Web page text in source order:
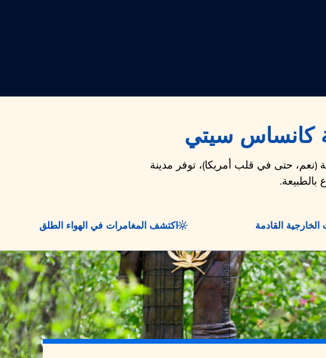
كانساس سيتي
(نعم، حتى في قلب أمريكا)، توفر مدينة
الخارجية القادمة اكتشف المغامرات في الهواء الطلق